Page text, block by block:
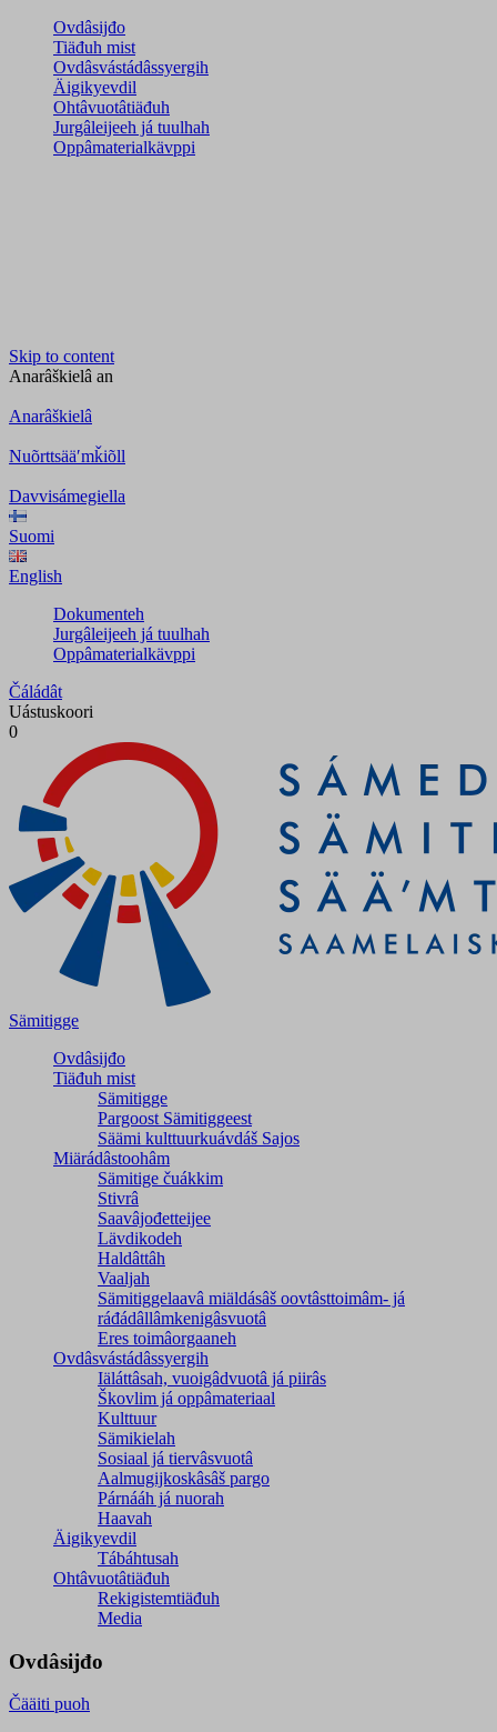
Ovdâsijđo
Tiäđuh mist
Ovdâsvástádâssyergih
Äigikyevdil
Ohtâvuotâtiäđuh
Jurgâleijeeh já tuulhah
Oppâmaterialkävppi
Skip to content
Anarâškielâ an
Anarâškielâ
Nuõrttsääʹmǩiõll
Davvisámegiella
Suomi
English
Dokumenteh
Jurgâleijeeh já tuulhah
Oppâmaterialkävppi
Čáládât
Uástuskoori
0
Sämitigge
Ovdâsijđo
Tiäđuh mist
Sämitigge
Pargoost Sämitiggeest
Säämi kulttuurkuávdáš Sajos
Miärádâstoohâm
Sämitige čuákkim
Stivrâ
Saavâjođetteijee
Lävdikodeh
Haldâttâh
Vaaljah
Sämitiggelaavâ miäldásâš oovtâsttoimâm- já
ráđádâllâmkenigâsvuotâ
Eres toimâorgaaneh
Ovdâsvástádâssyergih
Iäláttâsah, vuoigâdvuotâ já piirâs
Škovlim já oppâmateriaal
Kulttuur
Sämikielah
Sosiaal já tiervâsvuotâ
Aalmugijkoskâsâš pargo
Párnááh já nuorah
Haavah
Äigikyevdil
Tábáhtusah
Ohtâvuotâtiäđuh
Rekigistemtiäđuh
Media
Ovdâsijđo
Čääiti puoh